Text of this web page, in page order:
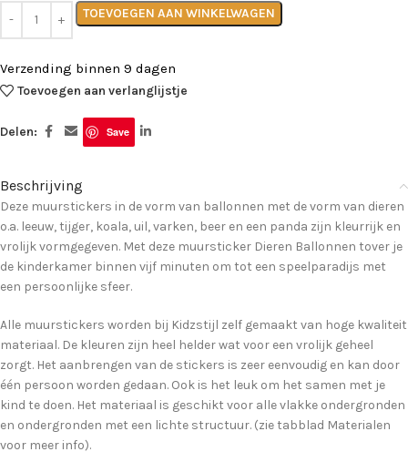
TOEVOEGEN AAN WINKELWAGEN
Verzending binnen 9 dagen
Toevoegen aan verlanglijstje
Delen: Save
Beschrijving
Deze muurstickers in de vorm van ballonnen met de vorm van dieren
o.a. leeuw, tijger, koala, uil, varken, beer en een panda zijn kleurrijk en
vrolijk vormgegeven. Met deze muursticker Dieren Ballonnen tover je
de kinderkamer binnen vijf minuten om tot een speelparadijs met
een persoonlijke sfeer.
Alle muurstickers worden bij Kidzstijl zelf gemaakt van hoge kwaliteit
materiaal. De kleuren zijn heel helder wat voor een vrolijk geheel
zorgt. Het aanbrengen van de stickers is zeer eenvoudig en kan door
één persoon worden gedaan. Ook is het leuk om het samen met je
kind te doen. Het materiaal is geschikt voor alle vlakke ondergronden
en ondergronden met een lichte structuur. (zie tabblad Materialen
voor meer info).